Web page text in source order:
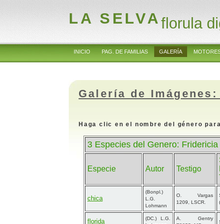
LA SELVAflorula
INICIO PAG. DE FAMILIAS GALERÍA
Galería de
Haga clic en el nombre del género
3 Especies del Genero: Fridericia
Especie Autor Testigo
chica
(Bonpl.)
L.G.
Lohmann
O. Vargas
1209, LSCR.
florida
(DC.) L.G.
A. Gentry